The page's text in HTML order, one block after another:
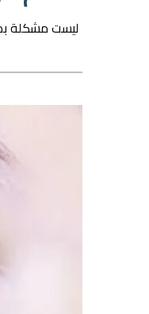
ليست مشكلة